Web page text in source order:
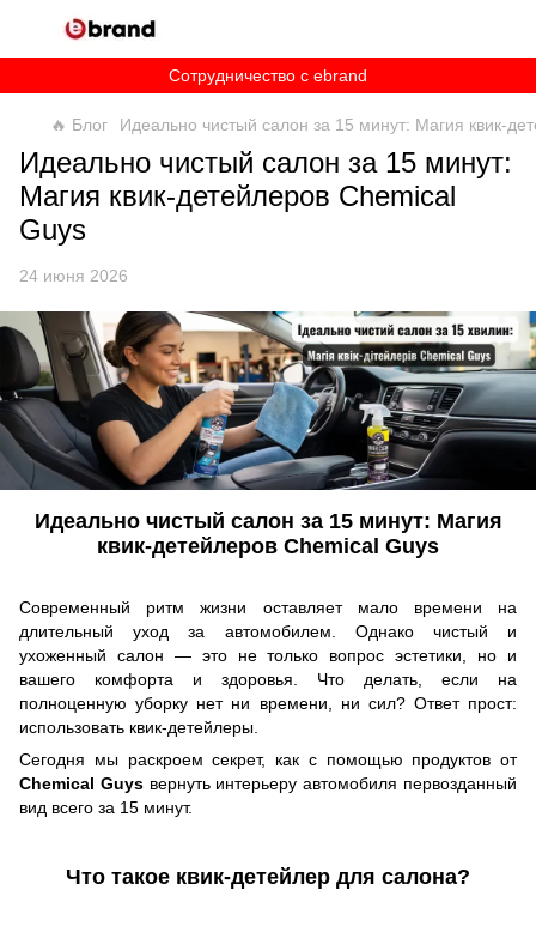
Сотрудничество c ebrand
🔥 Блог Идеально чистый салон за 15 минут: Магия квик-
Идеально чистый салон за 15 минут:
Магия квик-детейлеров Chemical
Guys
24 июня 2026
Идеально чистый салон за 15 минут: Магия
квик-детейлеров Chemical Guys
Современный ритм жизни оставляет мало времени на
длительный уход за автомобилем. Однако чистый и
ухоженный салон — это не только вопрос эстетики, но и
вашего комфорта и здоровья. Что делать, если на
полноценную уборку нет ни времени, ни сил? Ответ прост:
использовать квик-детейлеры.
Сегодня мы раскроем секрет, как с помощью продуктов от
Chemical Guysвернуть интерьеру автомобиля первозданный
вид всего за 15 минут.
Что такое квик-детейлер для салона?